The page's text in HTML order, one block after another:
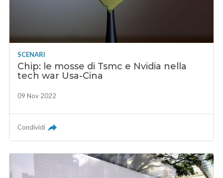
SCENARI
Chip: le mosse di Tsmc e Nvidia nella
tech war Usa-Cina
09 Nov 2022
Condividi